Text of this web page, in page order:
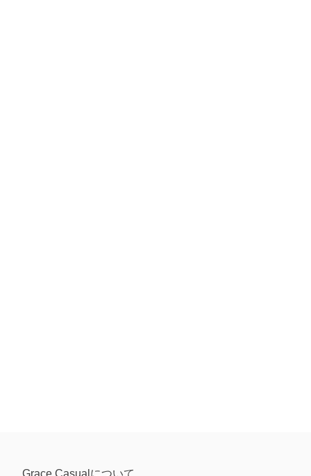
Grace Casual について